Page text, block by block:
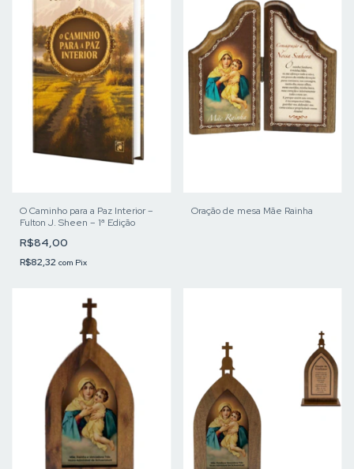
O Caminho para a Paz Interior –
Fulton J. Sheen – 1ª Edição
R$84,00
R$82,32 com Pix
Oração de mesa Mãe Rainha